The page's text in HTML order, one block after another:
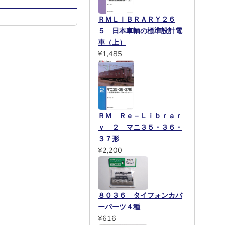
ＲＭＬＩＢＲＡＲＹ２６
５ 日本車輌の標準設計電
車（上）
¥1,485
ＲＭ Ｒｅ－Ｌｉｂｒａｒ
ｙ ２ マニ３５・３６・
３７形
¥2,200
８０３６ タイフォンカバ
ーパーツ４種
¥616